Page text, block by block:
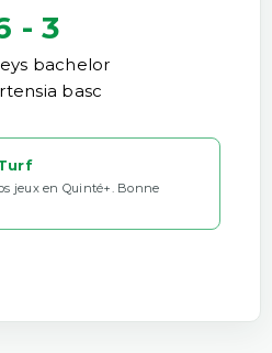
- 3
bachelor
basc
jeux en Quinté+. Bonne